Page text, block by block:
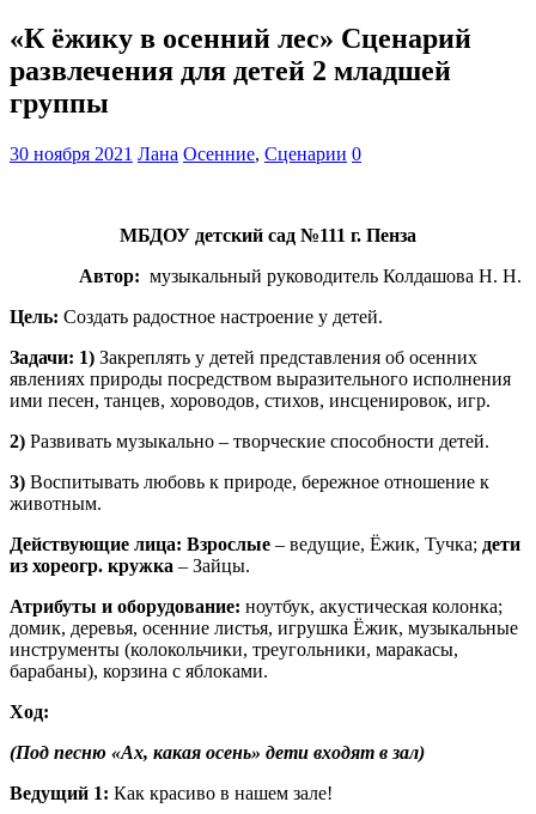
«К ёжику в осенний лес» Сценарий
развлечения для детей 2 младшей
группы
30 ноября 2021 Лана Осенние, Сценарии 0
МБДОУ детский сад №111 г. Пенза
Автор: музыкальный руководитель Колдашова Н. Н.
Цель: Создать радостное настроение у детей.
Задачи: 1) Закреплять у детей представления об осенних
явлениях природы посредством выразительного исполнения
ими песен, танцев, хороводов, стихов, инсценировок, игр.
2) Развивать музыкально – творческие способности детей.
3) Воспитывать любовь к природе, бережное отношение к
животным.
Действующие лица: Взрослые – ведущие, Ёжик, Тучка; дети
из хореогр. кружка – Зайцы.
Атрибуты и оборудование: ноутбук, акустическая колонка;
домик, деревья, осенние листья, игрушка Ёжик, музыкальные
инструменты (колокольчики, треугольники, маракасы,
барабаны), корзина с яблоками.
Ход:
(Под песню «Ах, какая осень» дети входят в зал)
Ведущий 1: Как красиво в нашем зале!